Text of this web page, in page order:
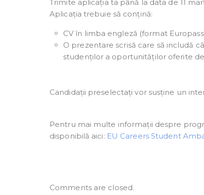
Trimite aplicația ta până la data de 11
Aplicația trebuie să conțină:
CV în limba engleză (format
O prezentare scrisă care să includă
studenților a oportunităților oferite de
Candidații preselectați vor susține un
Pentru mai multe informații despre
disponibilă aici: EU Careers Student
Comments are closed.